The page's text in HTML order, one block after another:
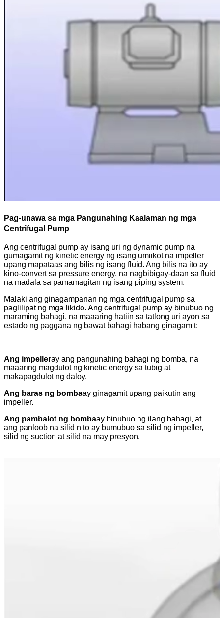
Pag-unawa sa mga Pangunahing Kaalaman ng mga
Centrifugal Pump
Ang centrifugal pump ay isang uri ng dynamic pump na
gumagamit ng kinetic energy ng isang umiikot na impeller
upang mapataas ang bilis ng isang fluid. Ang bilis na ito ay
kino-convert sa pressure energy, na nagbibigay-daan sa fluid
na madala sa pamamagitan ng isang piping system.
Malaki ang ginagampanan ng mga centrifugal pump sa
paglilipat ng mga likido. Ang centrifugal pump ay binubuo ng
maraming bahagi, na maaaring hatiin sa tatlong uri ayon sa
estado ng paggana ng bawat bahagi habang ginagamit:
Ang impelleray ang pangunahing bahagi ng bomba, na
maaaring magdulot ng kinetic energy sa tubig at
makapagdulot ng daloy.
Ang baras ng bombaay ginagamit upang paikutin ang
impeller.
Ang pambalot ng bombaay binubuo ng ilang bahagi, at
ang panloob na silid nito ay bumubuo sa silid ng impeller,
silid ng suction at silid na may presyon.